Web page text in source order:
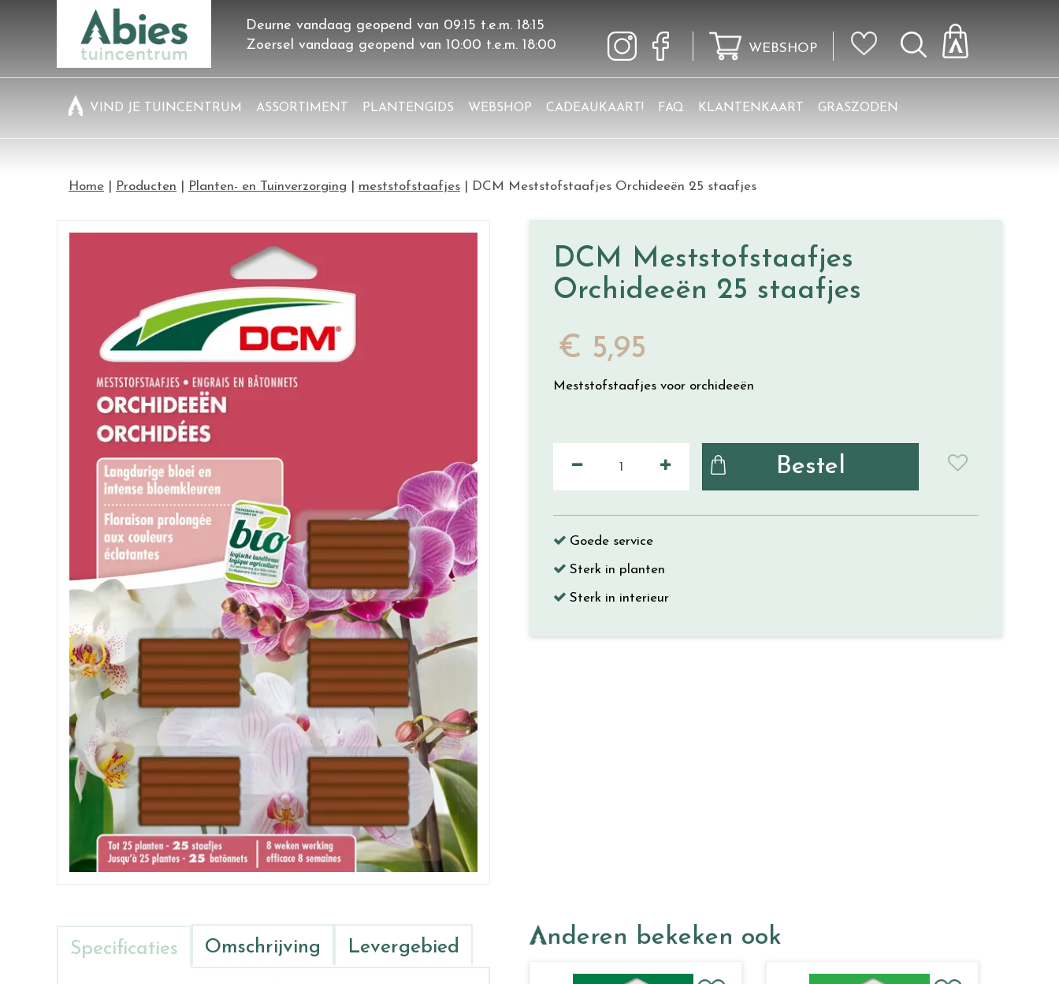
Home Producten Planten- en Tuinverzorging meststofstaafjes DCM Meststofstaafjes Orchideeën 25 staafjes
Deurne vandaag geopend van 09:15 t.e.m. 18:15
Zoersel vandaag geopend van 10:00 t.e.m. 18:00 WEBSHOP
VIND JE TUINCENTRUM ASSORTIMENT PLANTENGIDS WEBSHOP CADEAUKAART! FAQ KLANTENKAART GRASZODEN
DCM Meststofstaafjes
Orchideeën 25 staafjes
€ 5,95
Meststofstaafjes voor orchideeën
Goede service
Sterk in planten
Sterk in interieur
Specificaties Omschrijving Levergebied Anderen bekeken ook